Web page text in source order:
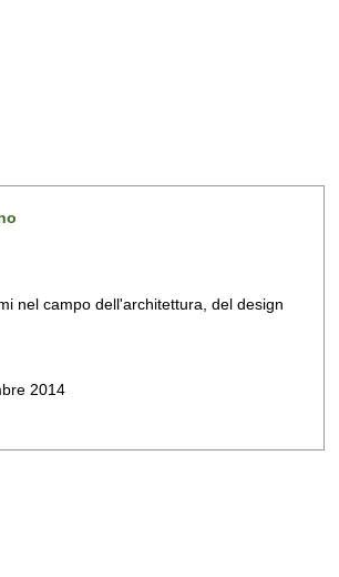
nel campo dell'architettura, del design
2014